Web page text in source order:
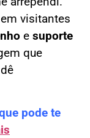
visitantes
e suporte
que
pode te